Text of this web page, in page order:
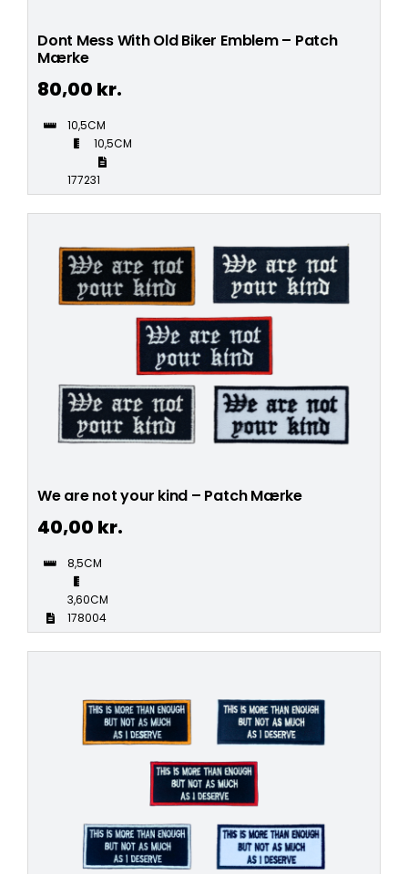
Dont Mess With Old Biker Emblem – Patch
Mærke
80,00 kr.
10,5CM
10,5CM
177231
We are not your kind – Patch Mærke
40,00 kr.
8,5CM
3,60CM
178004